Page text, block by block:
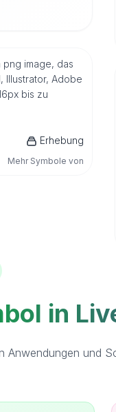
png image, das
Illustrator, Adobe
bis zu
Erhebung
Mehr Symbole von
in
Anwendungen und